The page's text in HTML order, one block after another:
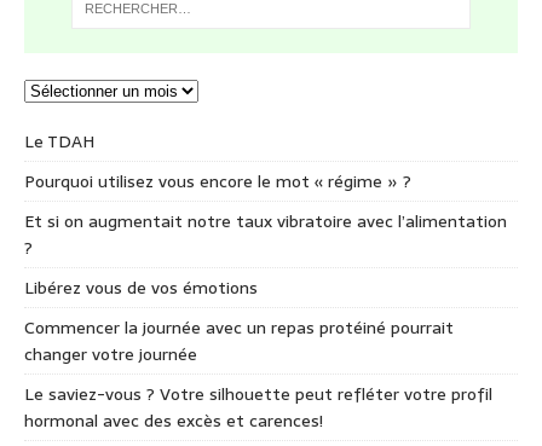
Le TDAH
Pourquoi utilisez vous encore le mot « régime » ?
Et si on augmentait notre taux vibratoire avec l’alimentation
?
Libérez vous de vos émotions
Commencer la journée avec un repas protéiné pourrait
changer votre journée
Le saviez-vous ? Votre silhouette peut refléter votre profil
hormonal avec des excès et carences!